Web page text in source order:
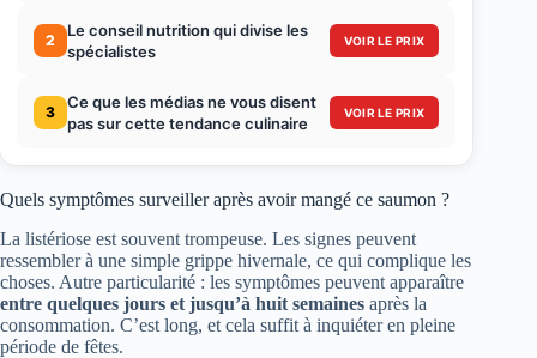
2
Le conseil nutrition qui divise les
spécialistes
VOIR LE PRIX
3
Ce que les médias ne vous disent
pas sur cette tendance culinaire
VOIR LE PRIX
Quels symptômes surveiller après avoir mangé ce saumon ?
La listériose est souvent trompeuse. Les signes peuvent
ressembler à une simple grippe hivernale, ce qui complique les
choses. Autre particularité : les symptômes peuvent apparaître
entre quelques jours et jusqu’à huit semaines après la
consommation. C’est long, et cela suffit à inquiéter en pleine
période de fêtes.